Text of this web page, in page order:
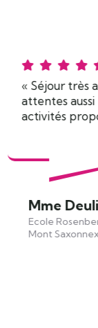
« Séjour très
attentes aussi
activités
Mme
Ecole
Mont